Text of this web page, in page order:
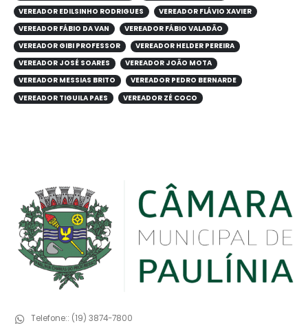
VEREADOR EDILSINHO RODRIGUES
VEREADOR FLÁVIO XAVIER
VEREADOR FÁBIO DA VAN
VEREADOR FÁBIO VALADÃO
VEREADOR GIBI PROFESSOR
VEREADOR HELDER PEREIRA
VEREADOR JOSÉ SOARES
VEREADOR JOÃO MOTA
VEREADOR MESSIAS BRITO
VEREADOR PEDRO BERNARDE
VEREADOR TIGUILA PAES
VEREADOR ZÉ COCO
Telefone:: (19) 3874-7800